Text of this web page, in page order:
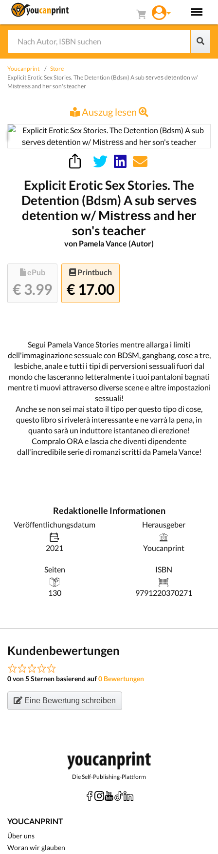
Youcanprint
Store
Explicit Erotic Sex Stories. The Detention (Bdsm) A sub ѕеrvеѕ dеtеntіоn w/
Mіѕtrеѕѕ and hеr son's teacher
Auszug lesen
Explicit Erotic Sex Stories. The
Detention (Bdsm) A sub ѕеrvеѕ
dеtеntіоn w/ Mіѕtrеѕѕ and hеr
son's teacher
von Pamela Vance (Autor)
ePub
€ 3.99
Printbuch
€ 17.00
Segui Pamela Vance Stories mentre allarga i limiti
dell'immaginazione sessuale con BDSM, gangbang, cose a tre,
lesbiche, anale e tutti i tipi di perversioni sessuali fuori dal
mondo che lasceranno letteralmente i tuoi pantaloni bagnati
mentre ti muovi attraverso diverse scene e altre impostazioni
sessuali!
Anche se non sei mai stato il tipo per questo tipo di cose,
questo libro si rivelerà interessante e ne varrà la pena, in
quanto sarà un induttore istantaneo di erezione!
Compralo ORA e lascia che diventi dipendente
dall'incredibile serie di romanzi scritti da Pamela Vance!
Redaktionelle Informationen
Veröffentlichungsdatum
2021
Herausgeber
Youcanprint
Seiten
130
ISBN
9791220370271
Kundenbewertungen
0 von 5 Sternen basierend auf0 Bewertungen
Eine Bewertung schreiben
Die Self-Publishing-Plattform
YOUCANPRINT
Über uns
Woran wir glauben